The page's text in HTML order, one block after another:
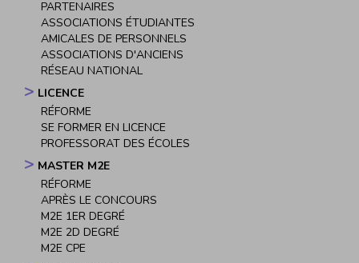
PARTENAIRES
ASSOCIATIONS ÉTUDIANTES
AMICALES DE PERSONNELS
ASSOCIATIONS D'ANCIENS
RÉSEAU NATIONAL
LICENCE
RÉFORME
SE FORMER EN LICENCE
PROFESSORAT DES ÉCOLES
MASTER M2E
RÉFORME
APRÈS LE CONCOURS
M2E 1ER DEGRÉ
M2E 2D DEGRÉ
M2E CPE